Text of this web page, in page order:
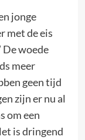
jonge
met de eis
De woede
meer
geen tijd
zijn er nu al
om een
is dringend